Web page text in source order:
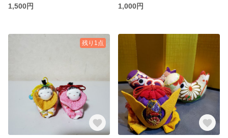
1,500円
1,000円
残り1点